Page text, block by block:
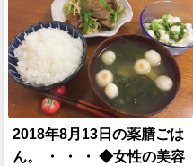
2018年8月13日の薬膳ごは
ん。 ・ ・ ・ ◆女性の美容